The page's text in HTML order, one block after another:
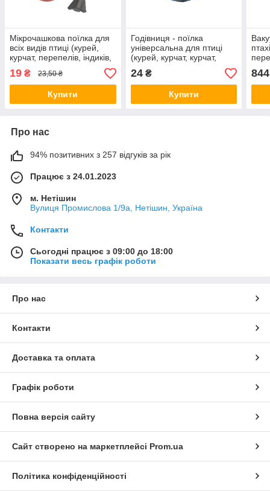
Мікрочашкова поїлка для
всіх видів птиці (курей,
курчат, перепелів, індиків,
бройлерів, качок, гусей).
19 ₴ 23,50 ₴
Купити
Годівниця - поїлка
універсальна для птиці
(курей, курчат, курчат,
перепелів, індиків,
бройлерів, качок, гусей).
24₴
Купити
844
Про нас
94% позитивних з 257 відгуків за рік
Працює з 24.01.2023
м. Нетішин
Вулиця Промислова 1/9а, Нетішин, Україна
Контакти
Сьогодні працює з 09:00 до 18:00
Показати весь графік роботи
Про нас
Контакти
Доставка та оплата
Графік роботи
Повна версія сайту
Сайт створено на маркетплейсі Prom.ua
Політика конфіденційності